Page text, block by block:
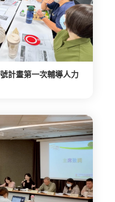
計畫第一次輔導人力